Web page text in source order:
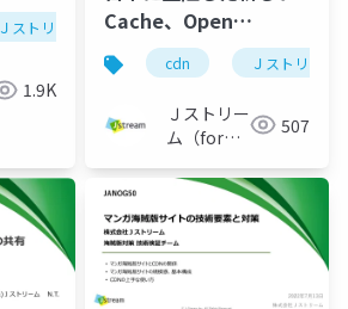
Ｊストリーム ネットワーク
1.9K
Cache、Open
Caching を触ってみ
た。
_JANOG53_20240119
cdn Ｊストリーム
Ｊストリー
ム（for
507